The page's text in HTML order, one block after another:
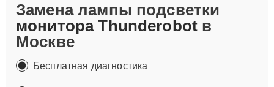
Замена лампы подсветки
монитора Thunderobot в
Москве
Бесплатная диагностика